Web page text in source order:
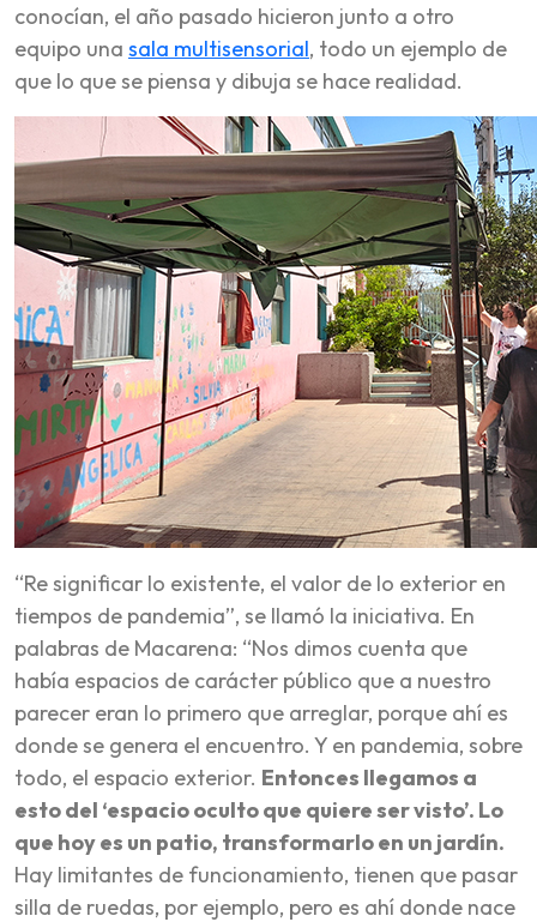
conocían, el año pasado hicieron junto a otro
equipo una sala multisensorial, todo un ejemplo de
que lo que se piensa y dibuja se hace realidad.
“Re significar lo existente, el valor de lo exterior en
tiempos de pandemia”, se llamó la iniciativa. En
palabras de Macarena: “Nos dimos cuenta que
había espacios de carácter público que a nuestro
parecer eran lo primero que arreglar, porque ahí es
donde se genera el encuentro. Y en pandemia, sobre
todo, el espacio exterior. Entonces llegamos a
esto del ‘espacio oculto que quiere ser visto’. Lo
que hoy es un patio, transformarlo en un jardín.
Hay limitantes de funcionamiento, tienen que pasar
silla de ruedas, por ejemplo, pero es ahí donde nace